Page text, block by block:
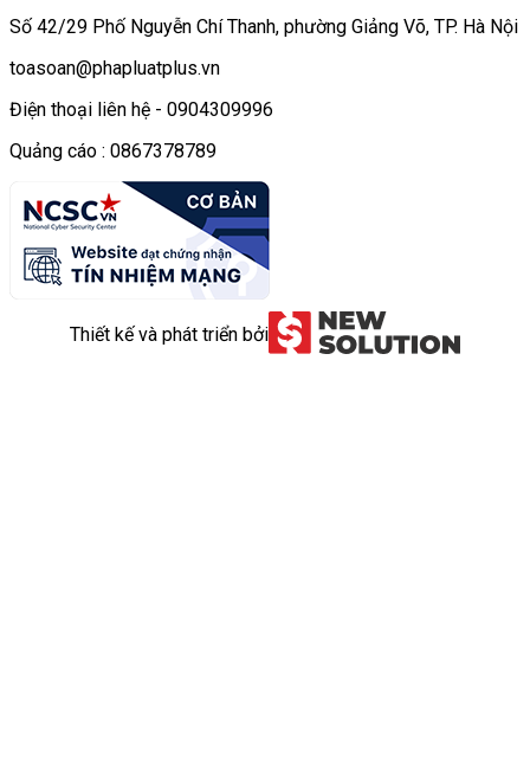
Số 42/29 Phố Nguyễn Chí Thanh, phường Giảng Võ, TP. Hà Nội
toasoan@phapluatplus.vn
Điện thoại liên hệ - 0904309996
Quảng cáo : 0867378789
Thiết kế và phát triển bởi